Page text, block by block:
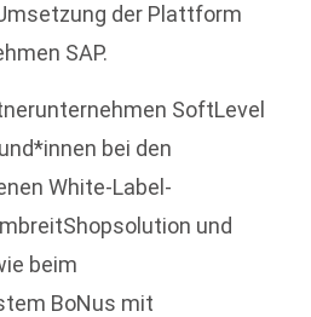
der Plattform
SAP.
SoftLevel
bei den
White-Label-
und
beim
BoNus mit